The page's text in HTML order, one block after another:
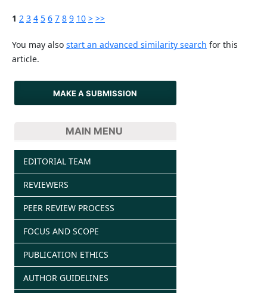
1 2 3 4 5 6 7 8 9 10 > >>
You may also start an advanced similarity search for this
article.
MAKE A SUBMISSION
MAIN MENU
EDITORIAL TEAM
REVIEWERS
PEER REVIEW PROCESS
FOCUS AND SCOPE
PUBLICATION ETHICS
AUTHOR GUIDELINES